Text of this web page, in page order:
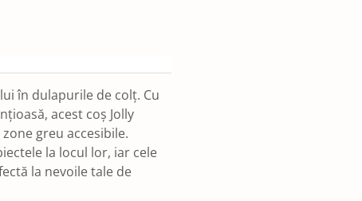
în dulapurile de colț. Cu
acest coș Jolly
greu accesibile.
la locul lor, iar cele
la nevoile tale de